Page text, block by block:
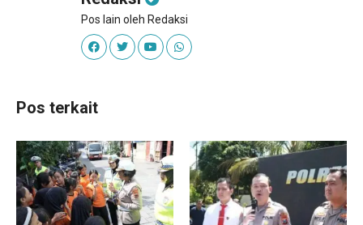
Pos lain oleh Redaksi
Pos terkait